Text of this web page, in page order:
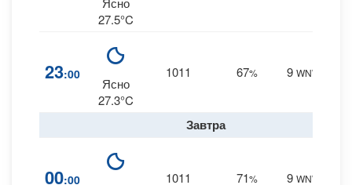
27.5°C
23:00
Ясно
27.3°C
1011 67% 9 WNW
Завтра
00:00 1011 71% 9 WNW